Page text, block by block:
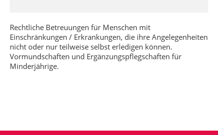
Rechtliche Betreuungen für Menschen mit
Einschränkungen / Erkrankungen, die ihre Angelegenheiten
nicht oder nur teilweise selbst erledigen können.
Vormundschaften und Ergänzungspflegschaften für
Minderjährige.